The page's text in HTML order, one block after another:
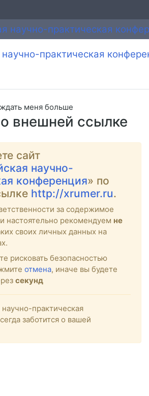
научно-практическая
внешней ссылке
меня больше
сайт
научно-
конференция» по
http://xrumer.ru.
за содержимое
и настоятельно рекомендуем не
своих личных данных на
рисковать безопасностью
отмена, иначе вы будете
секунд
практическая
заботится о вашей